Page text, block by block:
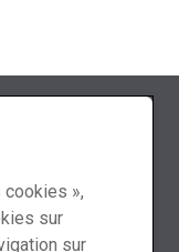
cookies »,
sur
sur